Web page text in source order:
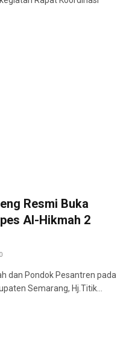
Resmi Buka
Al-Hikmah 2
0
dan Pondok Pesantren pada
Semarang, Hj.Titik…